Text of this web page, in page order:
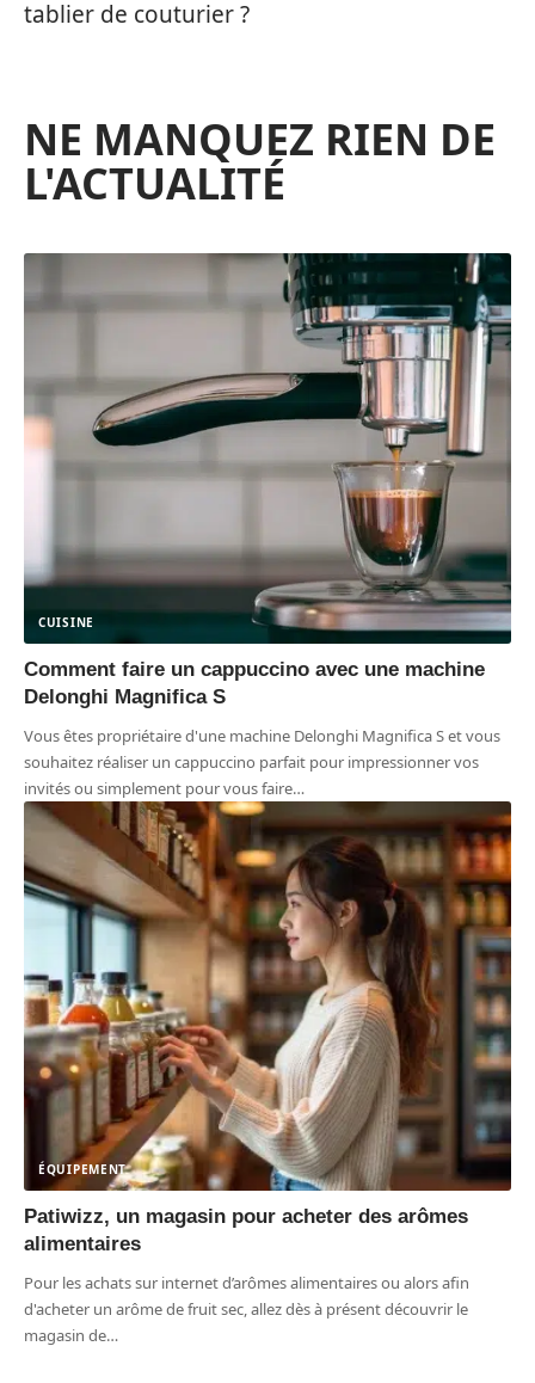
tablier de couturier ?
NE MANQUEZ RIEN DE
L'ACTUALITÉ
CUISINE
Comment faire un cappuccino avec une machine
Delonghi Magnifica S
Vous êtes propriétaire d'une machine Delonghi Magnifica S et vous
souhaitez réaliser un cappuccino parfait pour impressionner vos
invités ou simplement pour vous faire…
ÉQUIPEMENT
Patiwizz, un magasin pour acheter des arômes
alimentaires
Pour les achats sur internet d’arômes alimentaires ou alors afin
d'acheter un arôme de fruit sec, allez dès à présent découvrir le
magasin de…